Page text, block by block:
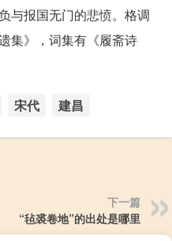
与报国无门的悲愤。格调
集》，词集有《履斋诗
宋代 建昌
下一篇
“毡裘卷地”的出处是哪里